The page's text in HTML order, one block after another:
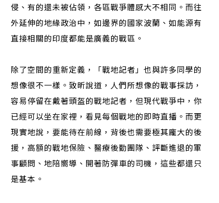
侵、有的還未被佔領，各區戰爭體感大不相同。而往
外延伸的地緣政治中，如邊界的國家波蘭、如能源有
直接相關的印度都能是廣義的戰區。
除了空間的重新定義，「戰地記者」也與許多同學的
想像很不一樣。致昕說道，人們所想像的戰事採訪，
容易停留在戴著頭盔的戰地記者，但現代戰爭中，你
已經可以坐在家裡，看見每個戰地的即時直播。而更
現實地說，要能待在前線，背後也需要極其龐大的後
援，高額的戰地保險、醫療後勤團隊、評斷進退的軍
事顧問、地陪嚮導、開著防彈車的司機，這些都還只
是基本。